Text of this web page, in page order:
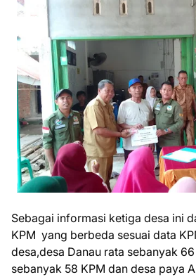
Sebagai informasi ketiga desa ini
KPM yang berbeda sesuai data
desa,desa Danau rata sebanyak
sebanyak 58 KPM dan desa paya